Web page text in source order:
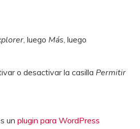
, luego Más, luego
o desactivar la casilla Permitir
un plugin para WordPress